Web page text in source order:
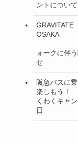
ントについて
GRAVITATE
サマ
ォークに伴
せ
阪急バスに
楽し
くわくキャ
日